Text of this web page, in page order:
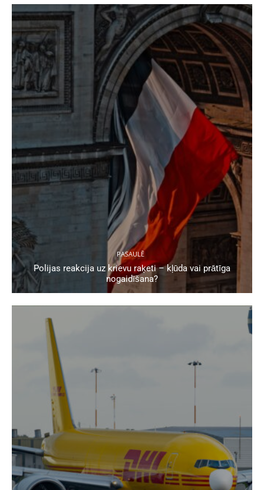
PASAULĒ
Polijas reakcija uz krievu raķeti – kļūda vai prātīga
nogaidīšana?